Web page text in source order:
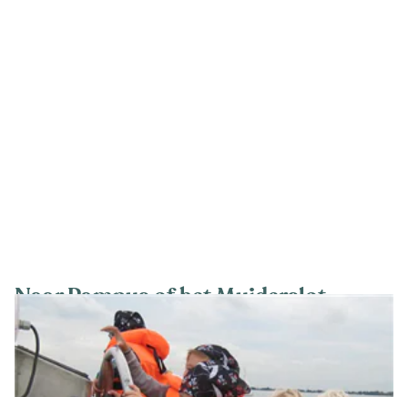
Naar Pampus of het Muiderslot